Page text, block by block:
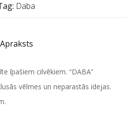
Daba
Apraksts
īpašiem cilvēkiem. “DABA”
vēlmes un neparastās idejas.